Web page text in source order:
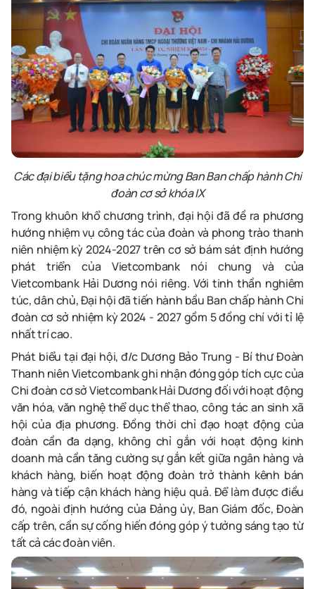
Các đại biểu tặng hoa chúc mừng Ban Ban chấp hành Chi
đoàn cơ sở khóa IX
Trong khuôn khổ chương trình, đại hội đã đề ra phương
hướng nhiệm vụ công tác của đoàn và phong trào thanh
niên nhiệm kỳ 2024-2027trên cơ sở bám sát định hướng
phát triển của Vietcombank nói chung và của
Vietcombank Hải Dương nói riêng. Với tinh thần nghiêm
túc, dân chủ, Đại hội đã tiến hành bầu Ban chấp hànhChi
đoàn cơ sở nhiệm kỳ 2024 - 2027gồm 5 đồng chí với tỉ lệ
nhất trí cao.
Phát biểu tại đại hội, đ/c Dương Bảo Trung - Bí thư Đoàn
Thanh niên Vietcombank ghi nhận đóng góp tích cực của
Chi đoàn cơ sở Vietcombank Hải Dương đối với hoạt động
văn hóa, văn nghệ thể dục thể thao, công tác an sinh xã
hội của địa phương. Đồng thời chỉ đạo hoạt động của
đoàn cần đa dạng, không chỉ gắn với hoạt động kinh
doanh mà cần tăng cường sự gắn kết giữa ngân hàng và
khách hàng, biến hoạt động đoàn trở thành kênh bán
hàng và tiếp cận khách hàng hiệu quả. Để làm được điều
đó, ngoài định hướng của Đảng ủy, Ban Giám đốc, Đoàn
cấp trên, cần sự cống hiến đóng góp ý tưởng sáng tạo từ
tất cả các đoàn viên.